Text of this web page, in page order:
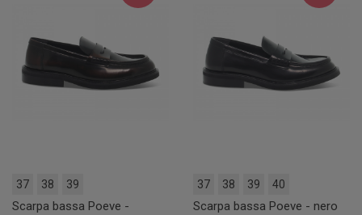
37 38 39
Scarpa bassa Poeve -
37 38 39 40
Scarpa bassa Poeve - nero